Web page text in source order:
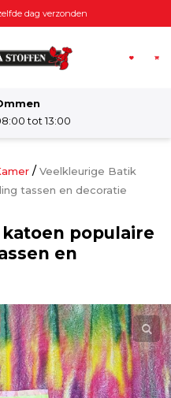
dag verzonden
tot 13:00
/ Veelkleurige Batik
tassen en decoratie
populaire
en